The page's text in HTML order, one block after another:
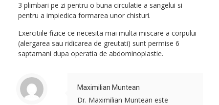
3 plimbari pe zi pentru o buna circulatie a sangelui si
pentru a impiedica formarea unor chisturi.
Exercitiile fizice ce necesita mai multa miscare a corpului
(alergarea sau ridicarea de greutati) sunt permise 6
saptamani dupa operatia de abdominoplastie.
Maximilian Muntean
Dr. Maximilian Muntean este